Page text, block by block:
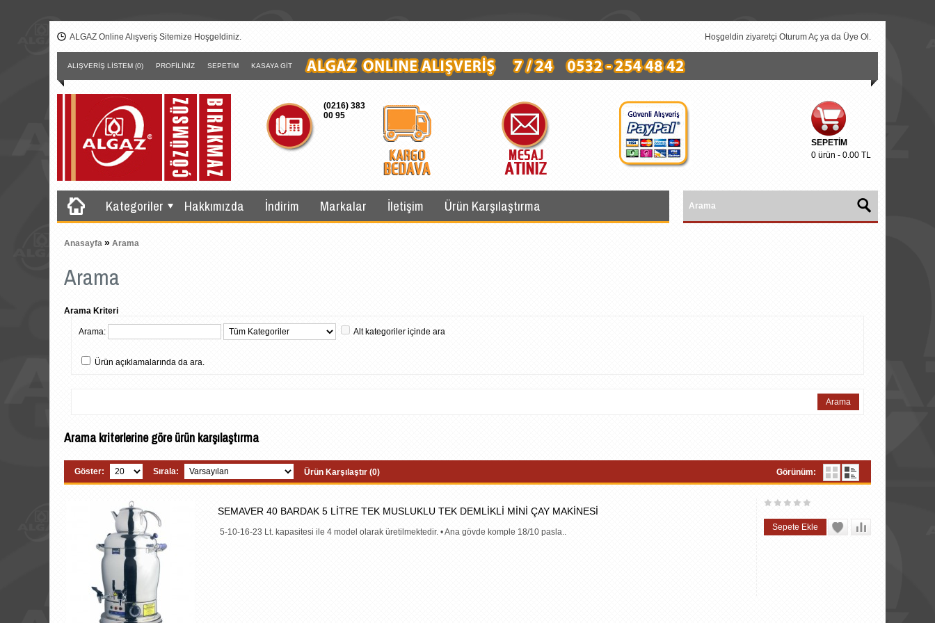
ALGAZ Online Alışveriş Sitemize Hoşgeldiniz. Hoşgeldin ziyaretçi Oturum Aç ya da Üye Ol .
ALIŞVERIŞ LISTEM (0) PROFILINIZ SEPETIM KASAYA GIT
(0216) 383
00 95
SEPETIM
0 ürün - 0.00 TL
Kategoriler Hakkımızda İndirim Markalar İletişim Ürün Karşılaştırma
Anasayfa » Arama
Arama
Arama Kriteri
Arama: Alt kategoriler içinde ara
Ürün açıklamalarında da ara.
Arama kriterlerine göre ürün karşılaştırma
Göster: Sırala: Ürün Karşılaştır (0) Görünüm:
SEMAVER 40 BARDAK 5 LİTRE TEK MUSLUKLU TEK DEMLİKLİ MİNİ ÇAY MAKİNESİ
5-10-16-23 Lt. kapasitesi ile 4 model olarak üretilmektedir. • Ana gövde komple 18/10 pasla..